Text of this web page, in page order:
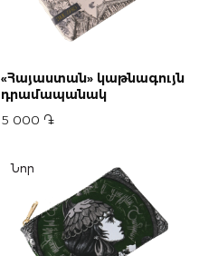
«Հայաստան» կաթնագույն
դրամապանակ
5 000 ֏
Նոր